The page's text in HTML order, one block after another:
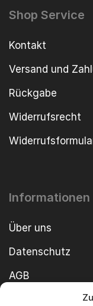
Shop Service
Kontakt
Versand und
Rückgabe
Widerrufsrecht
Informationen
Über uns
Datenschutz
AGB
Cookie-Richtlinie